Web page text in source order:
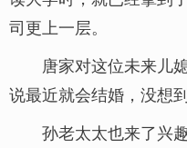
司更上一层。
唐家对这位未来儿
说最近就会结婚，没想
孙老太太也来了兴